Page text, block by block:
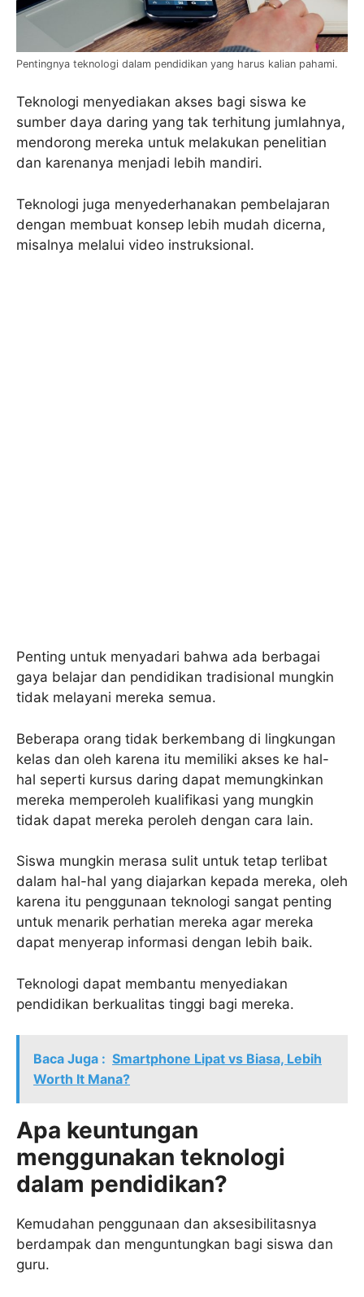
Pentingnya teknologi dalam pendidikan yang harus kalian pahami.
Teknologi menyediakan akses bagi siswa ke
sumber daya daring yang tak terhitung jumlahnya,
mendorong mereka untuk melakukan penelitian
dan karenanya menjadi lebih mandiri.
Teknologi juga menyederhanakan pembelajaran
dengan membuat konsep lebih mudah dicerna,
misalnya melalui video instruksional.
Penting untuk menyadari bahwa ada berbagai
gaya belajar dan pendidikan tradisional mungkin
tidak melayani mereka semua.
Beberapa orang tidak berkembang di lingkungan
kelas dan oleh karena itu memiliki akses ke hal-
hal seperti kursus daring dapat memungkinkan
mereka memperoleh kualifikasi yang mungkin
tidak dapat mereka peroleh dengan cara lain.
Siswa mungkin merasa sulit untuk tetap terlibat
dalam hal-hal yang diajarkan kepada mereka, oleh
karena itu penggunaan teknologi sangat penting
untuk menarik perhatian mereka agar mereka
dapat menyerap informasi dengan lebih baik.
Teknologi dapat membantu menyediakan
pendidikan berkualitas tinggi bagi mereka.
Baca Juga : Smartphone Lipat vs Biasa, Lebih
Worth It Mana?
Apa keuntungan
menggunakan teknologi
dalam pendidikan?
Kemudahan penggunaan dan aksesibilitasnya
berdampak dan menguntungkan bagi siswa dan
guru.